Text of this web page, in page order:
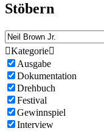
Stöbern
Kategorie
Ausgabe
Dokumentation
Drehbuch
Festival
Gewinnspiel
Interview